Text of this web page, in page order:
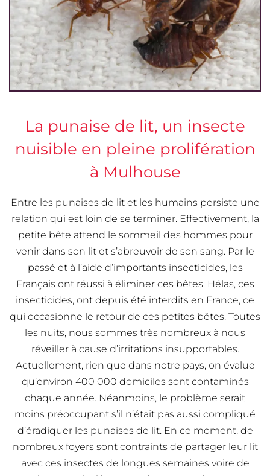
La punaise de lit, un insecte
nuisible en pleine prolifération
à Mulhouse
Entre les punaises de lit et les humains persiste une
relation qui est loin de se terminer. Effectivement, la
petite bête attend le sommeil des hommes pour
venir dans son lit et s’abreuvoir de son sang. Par le
passé et à l’aide d’importants insecticides, les
Français ont réussi à éliminer ces bêtes. Hélas, ces
insecticides, ont depuis été interdits en France, ce
qui occasionne le retour de ces petites bêtes. Toutes
les nuits, nous sommes très nombreux à nous
réveiller à cause d’irritations insupportables.
Actuellement, rien que dans notre pays, on évalue
qu’environ 400 000 domiciles sont contaminés
chaque année. Néanmoins, le problème serait
moins préoccupant s’il n’était pas aussi compliqué
d’éradiquer les punaises de lit. En ce moment, de
nombreux foyers sont contraints de partager leur lit
avec ces insectes de longues semaines voire de